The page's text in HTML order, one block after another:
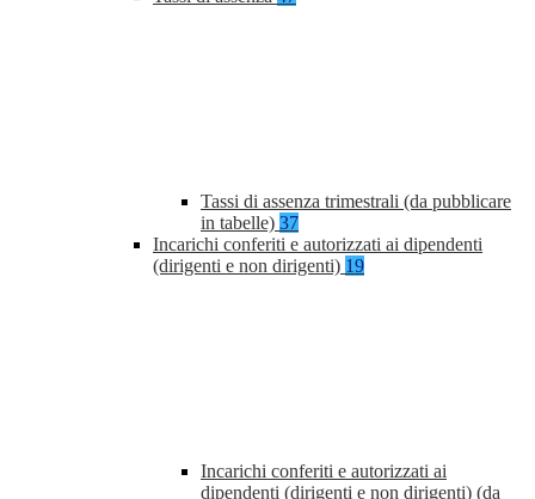
Tassi di assenza trimestrali (da pubblicare
in tabelle) 37
Incarichi conferiti e autorizzati ai dipendenti
(dirigenti e non dirigenti) 19
Incarichi conferiti e autorizzati ai
dipendenti (dirigenti e non dirigenti) (da